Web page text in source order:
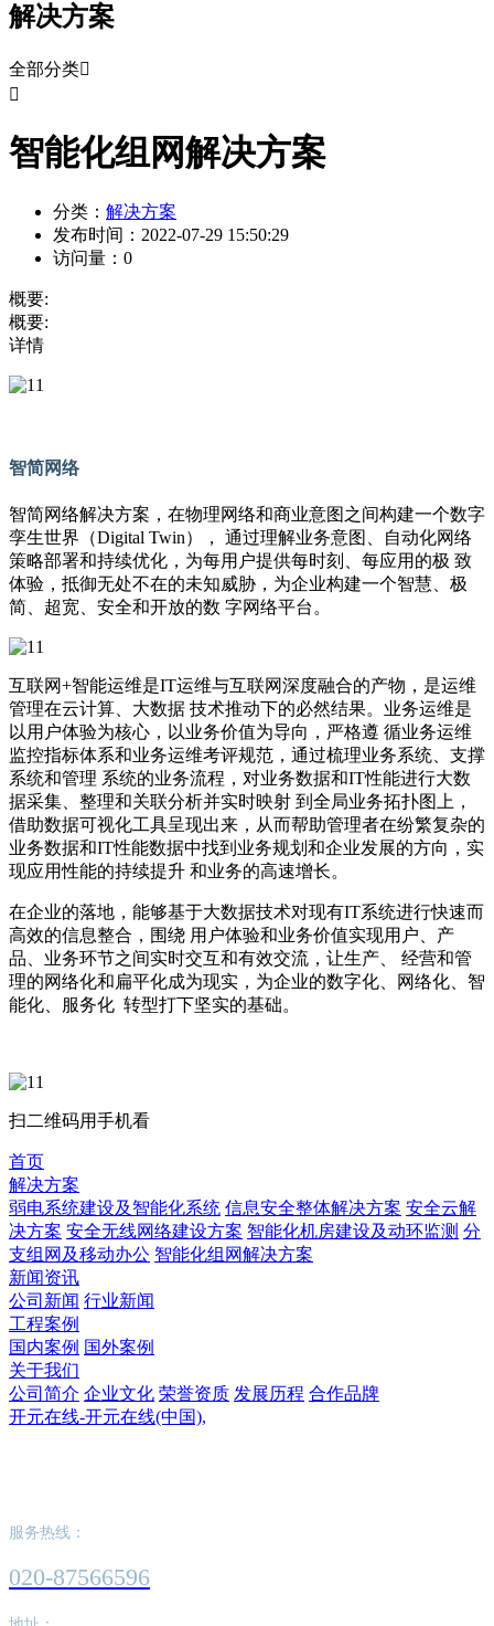
解决方案
全部分类

智能化组网解决方案
分类： 解决方案
发布时间： 2022-07-29 15:50:29
访问量： 0
概要:
概要:
详情
智简网络
智简网络解决方案，在物理网络和商业意图之间构建一个数字
孪生世界（Digital Twin）， 通过理解业务意图、自动化网络
策略部署和持续优化，为每用户提供每时刻、每应用的极 致
体验，抵御无处不在的未知威胁，为企业构建一个智慧、极
简、超宽、安全和开放的数 字网络平台。
互联网+智能运维是IT运维与互联网深度融合的产物，是运维
管理在云计算、大数据 技术推动下的必然结果。业务运维是
以用户体验为核心，以业务价值为导向，严格遵 循业务运维
监控指标体系和业务运维考评规范，通过梳理业务系统、支撑
系统和管理 系统的业务流程，对业务数据和IT性能进行大数
据采集、整理和关联分析并实时映射 到全局业务拓扑图上，
借助数据可视化工具呈现出来，从而帮助管理者在纷繁复杂的
业务数据和IT性能数据中找到业务规划和企业发展的方向，实
现应用性能的持续提升 和业务的高速增长。
在企业的落地，能够基于大数据技术对现有IT系统进行快速而
高效的信息整合，围绕 用户体验和业务价值实现用户、产
品、业务环节之间实时交互和有效交流，让生产、 经营和管
理的网络化和扁平化成为现实，为企业的数字化、网络化、智
能化、服务化 转型打下坚实的基础。
扫二维码用手机看
首页
解决方案
弱电系统建设及智能化系统 信息安全整体解决方案 安全云解
决方案 安全无线网络建设方案 智能化机房建设及动环监测 分
支组网及移动办公 智能化组网解决方案
新闻资讯
公司新闻 行业新闻
工程案例
国内案例 国外案例
关于我们
公司简介 企业文化 荣誉资质 发展历程 合作品牌
开元在线-开元在线(中国),
服务热线：
020-87566596